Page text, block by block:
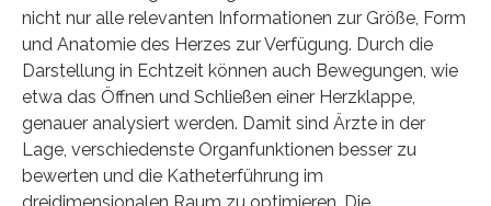
nicht nur alle relevanten Informationen zur Größe, Form
und Anatomie des Herzes zur Verfügung. Durch die
Darstellung in Echtzeit können auch Bewegungen, wie
etwa das Öffnen und Schließen einer Herzklappe,
genauer analysiert werden. Damit sind Ärzte in der
Lage, verschiedenste Organfunktionen besser zu
bewerten und die Katheterführung im
dreidimensionalen Raum zu optimieren. Die